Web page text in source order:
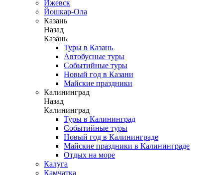
Ижевск
Йошкар-Ола
Казань
Назад
Казань
Туры в Казань
Автобусные туры
Событийные туры
Новый год в Казани
Майские праздники
Калининград
Назад
Калининград
Туры в Калининград
Событийные туры
Новый год в Калининграде
Майские праздники в Калининграде
Отдых на море
Калуга
Камчатка